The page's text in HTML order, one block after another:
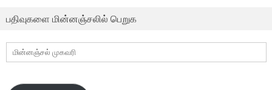
பதிவுகளை மின்னஞ்சலில் பெறுக
மின்னஞ்சல்
முகவரி